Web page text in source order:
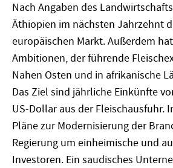
Nach Angaben des
Äthiopien im nächsten Jahrzehnt
europäischen Markt. Außerdem
Ambitionen, der führende
Nahen Osten und in afrikanische
Das Ziel sind jährliche Einkünfte
US-Dollar aus der Fleischausfuhr.
Pläne zur Modernisierung der
Regierung um einheimische und
Investoren. Ein saudisches